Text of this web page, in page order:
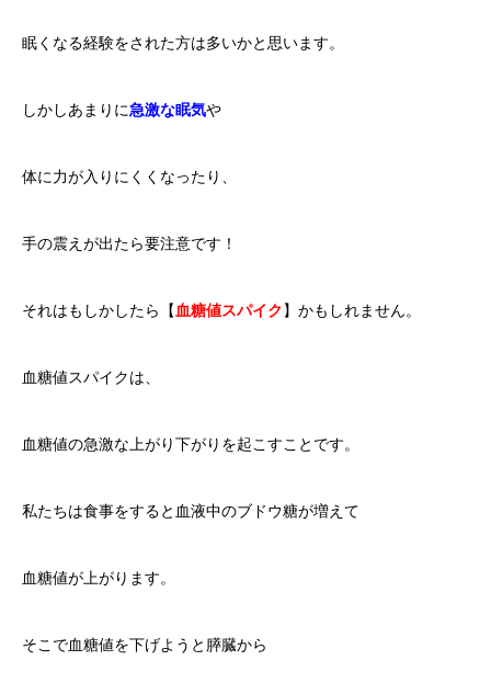
眠くなる経験をされた方は多いかと思います。
しかしあまりに急激な眠気や
体に力が入りにくくなったり、
手の震えが出たら要注意です！
それはもしかしたら【血糖値スパイク 】かもしれません。
血糖値スパイクは、
血糖値の急激な上がり下がりを起こすことです。
私たちは食事をすると血液中のブドウ糖が増えて
血糖値が上がります。
そこで血糖値を下げようと膵臓から